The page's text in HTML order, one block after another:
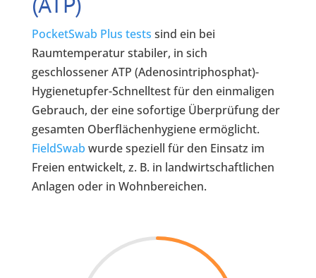
PocketSwab Plus tests sind ein bei
Raumtemperatur stabiler, in sich
geschlossener ATP (Adenosintriphosphat)-
Hygienetupfer-Schnelltest für den einmaligen
Gebrauch, der eine sofortige Überprüfung der
gesamten Oberflächenhygiene ermöglicht.
FieldSwab wurde speziell für den Einsatz im
Freien entwickelt, z. B. in landwirtschaftlichen
Anlagen oder in Wohnbereichen.